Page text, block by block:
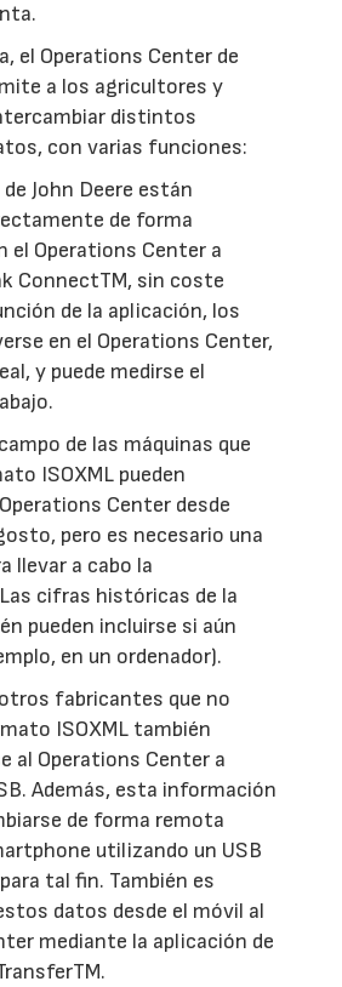
el Operations Center de
a los agricultores y
distintos
con varias funciones:
de John Deere están
de forma
el Operations Center a
ConnectTM, sin coste
de la aplicación, los
en el Operations Center,
y puede medirse el
de las máquinas que
ISOXML pueden
Center desde
pero es necesario una
llevar a cabo la
cifras históricas de la
pueden incluirse si aún
en un ordenador).
fabricantes que no
ISOXML también
al Operations Center a
Además, esta información
de forma remota
utilizando un USB
tal fin. También es
datos desde el móvil al
mediante la aplicación de